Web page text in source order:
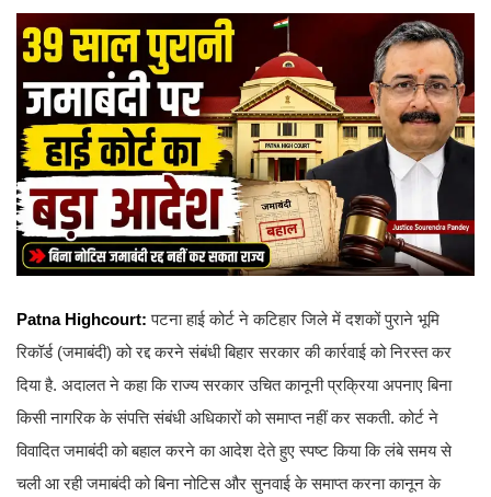
Patna Highcourt: पटना हाई कोर्ट ने कटिहार जिले में दशकों पुराने भूमि
रिकॉर्ड (जमाबंदी) को रद्द करने संबंधी बिहार सरकार की कार्रवाई को निरस्त कर
दिया है. अदालत ने कहा कि राज्य सरकार उचित कानूनी प्रक्रिया अपनाए बिना
किसी नागरिक के संपत्ति संबंधी अधिकारों को समाप्त नहीं कर सकती. कोर्ट ने
विवादित जमाबंदी को बहाल करने का आदेश देते हुए स्पष्ट किया कि लंबे समय से
चली आ रही जमाबंदी को बिना नोटिस और सुनवाई के समाप्त करना कानून के